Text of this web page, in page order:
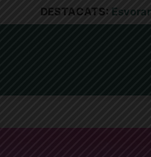
DESTACATS: